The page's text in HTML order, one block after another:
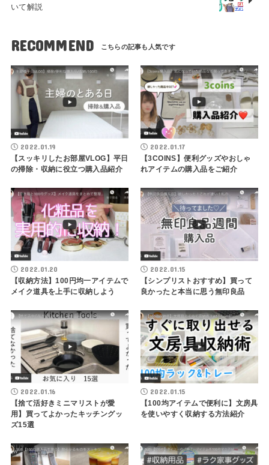
いて解説
RECOMMEND
2022.01.19
【スッキリしたお部屋VLOG】平日
の掃除・収納に役立つ購入品紹介
2022.01.17
【3COINS】便利グッズやおしゃ
れアイテムの購入品をご紹介
2022.01.20
【収納方法】100円均一アイテムで
メイク道具を上手に収納しよう
2022.01.15
【シンプリストおすすめ】買って
良かったと本当に思う無印良品
2022.01.16
【捨て活好きミニマリストが愛
用】買ってよかったキッチングッ
ズ15選
2022.01.15
【100均アイテムで便利に】文房具
を使いやすく収納する方法紹介